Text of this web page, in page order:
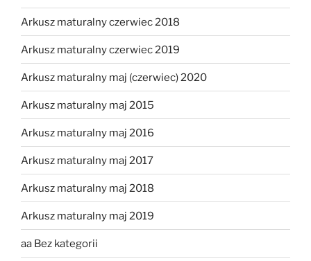
Arkusz maturalny czerwiec 2018
Arkusz maturalny czerwiec 2019
Arkusz maturalny maj (czerwiec) 2020
Arkusz maturalny maj 2015
Arkusz maturalny maj 2016
Arkusz maturalny maj 2017
Arkusz maturalny maj 2018
Arkusz maturalny maj 2019
aa Bez kategorii